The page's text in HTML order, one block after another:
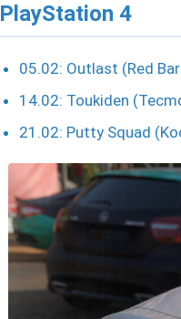
PlayStation 4
05.02: Outlast (Red
14.02: Toukiden
21.02: Putty Squad